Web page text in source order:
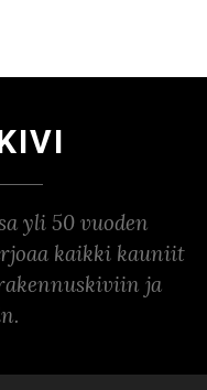
yli 50 vuoden
kaikki kauniit
ja